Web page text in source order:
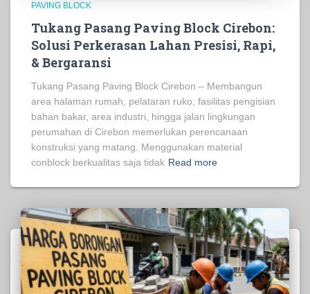
PAVING BLOCK
Tukang Pasang Paving Block Cirebon:
Solusi Perkerasan Lahan Presisi, Rapi,
& Bergaransi
Tukang Pasang Paving Block Cirebon – Membangun
area halaman rumah, pelataran ruko, fasilitas pengisian
bahan bakar, area industri, hingga jalan lingkungan
perumahan di Cirebon memerlukan perencanaan
konstruksi yang matang. Menggunakan material
conblock berkualitas saja tidak Read more